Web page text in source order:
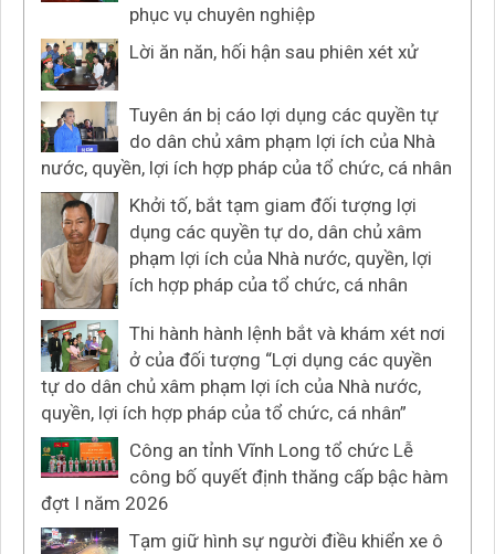
phục vụ chuyên nghiệp
Lời ăn năn, hối hận sau phiên xét xử
Tuyên án bị cáo lợi dụng các quyền tự
do dân chủ xâm phạm lợi ích của Nhà
nước, quyền, lợi ích hợp pháp của tổ chức, cá nhân
Khởi tố, bắt tạm giam đối tượng lợi
dụng các quyền tự do, dân chủ xâm
phạm lợi ích của Nhà nước, quyền, lợi
ích hợp pháp của tổ chức, cá nhân
Thi hành hành lệnh bắt và khám xét nơi
ở của đối tượng “Lợi dụng các quyền
tự do dân chủ xâm phạm lợi ích của Nhà nước,
quyền, lợi ích hợp pháp của tổ chức, cá nhân”
Công an tỉnh Vĩnh Long tổ chức Lễ
công bố quyết định thăng cấp bậc hàm
đợt I năm 2026
Tạm giữ hình sự người điều khiển xe ô